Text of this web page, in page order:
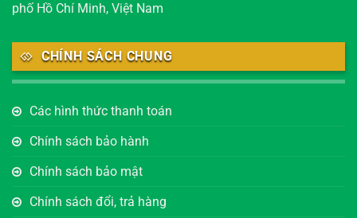
phố Hồ Chí Minh, Việt Nam
CHÍNH SÁCH CHUNG
Các hình thức thanh toán
Chính sách bảo hành
Chính sách bảo mật
Chính sách đổi, trả hàng